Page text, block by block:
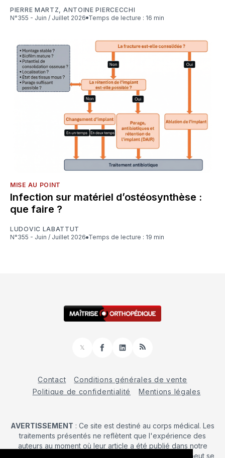
PIERRE MARTZ
ANTOINE PIERCECCHI
N°355 - Juin / Juillet 2026
Temps de lecture : 16 min
MISE AU POINT
Infection sur matériel d’ostéosynthèse :
que faire ?
LUDOVIC LABATTUT
N°355 - Juin / Juillet 2026
Temps de lecture : 19 min
𝕏
FacebookLinkedInRSS
Contact
Conditions générales de vente
Politique de confidentialité
Mentions légales
AVERTISSEMENT : Ce site est destiné au corps médical. Les
traitements présentés ne reflètent que l'expérience des
auteurs au moment où leur article a été publié dans notre
journal. La décision d’une intervention chirurgicale ne peut se